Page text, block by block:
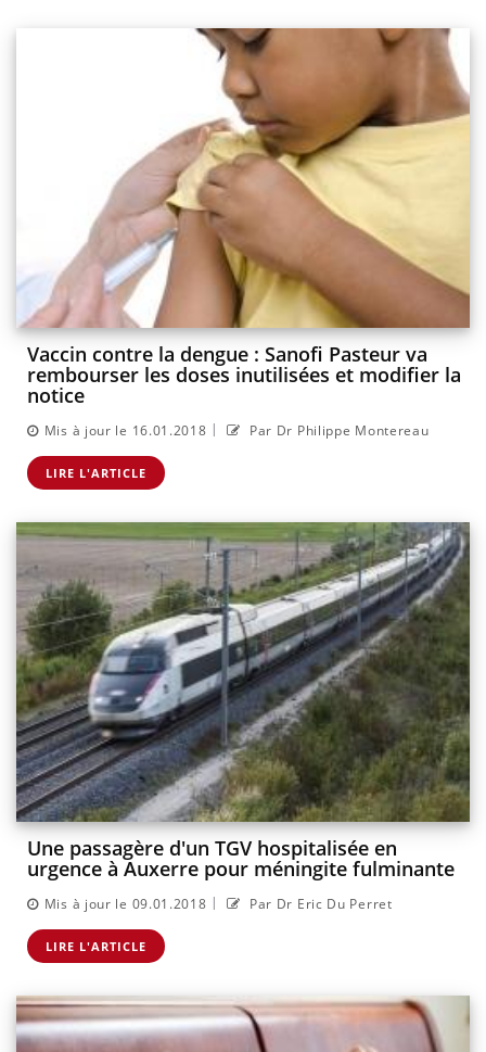
Vaccin contre la dengue : Sanofi Pasteur va
rembourser les doses inutilisées et modifier la
notice
Mis à jour le 16.01.2018 | Par Dr Philippe Montereau
LIRE L'ARTICLE
Une passagère d'un TGV hospitalisée en
urgence à Auxerre pour méningite fulminante
Mis à jour le 09.01.2018 | Par Dr Eric Du Perret
LIRE L'ARTICLE